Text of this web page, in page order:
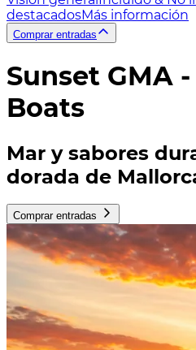
destacadosMás información
Comprar entradas
Sunset GMA
Boats
Mar y sabores
dorada de
Comprar entradas